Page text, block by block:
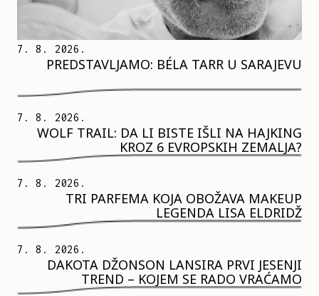
7. 8. 2026.
PREDSTAVLJAMO: BÉLA TARR U SARAJEVU
7. 8. 2026.
WOLF TRAIL: DA LI BISTE IŠLI NA HAJKING
KROZ 6 EVROPSKIH ZEMALJA?
7. 8. 2026.
TRI PARFEMA KOJA OBOŽAVA MAKEUP
LEGENDA LISA ELDRIDŽ
7. 8. 2026.
DAKOTA DŽONSON LANSIRA PRVI JESENJI
TREND – KOJEM SE RADO VRAĆAMO